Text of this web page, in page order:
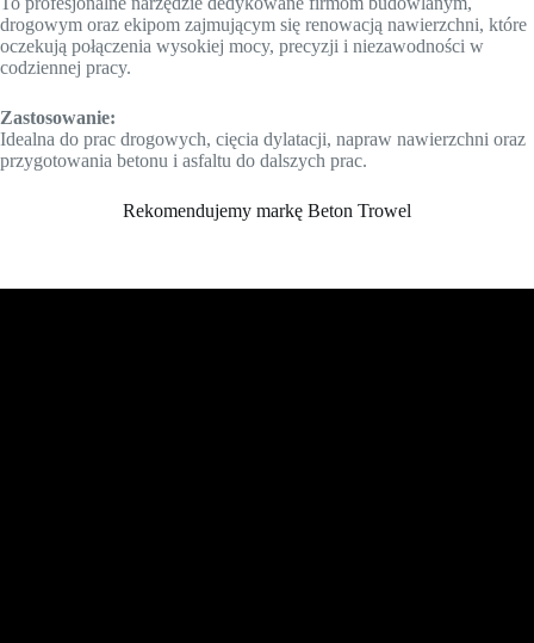
drogowym oraz ekipom zajmującym się renowacją nawierzchni, które
oczekują połączenia wysokiej mocy, precyzji i niezawodności w
codziennej pracy.
Zastosowanie:
Idealna do prac drogowych, cięcia dylatacji, napraw nawierzchni oraz
przygotowania betonu i asfaltu do dalszych prac.
Rekomendujemy markę Beton Trowel